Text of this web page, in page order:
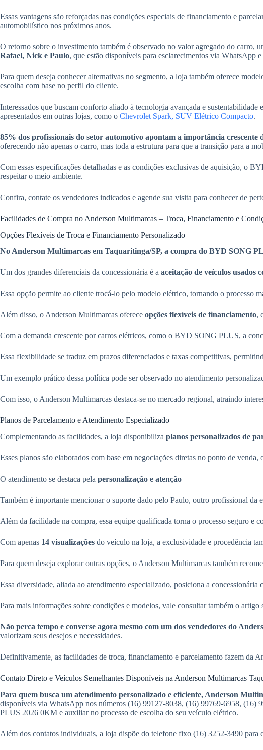
Essas vantagens são reforçadas nas condições especiais de financiamento e
automobilístico nos próximos anos.
O retorno sobre o investimento também é observado no valor agregado do carro,
Rafael, Nick e Paulo, que estão disponíveis para esclarecimentos via WhatsApp
Para quem deseja conhecer alternativas no segmento, a loja também oferece
escolha com base no perfil do cliente.
Interessados que buscam conforto aliado à tecnologia avançada e
apresentados em outras lojas, como o Chevrolet Spark, SUV Elétrico Compacto.
85% dos profissionais do setor automotivo apontam a importância crescente
oferecendo não apenas o carro, mas toda a estrutura para que a transição para a
Com essas especificações detalhadas e as condições exclusivas de aquisição, o
respeitar o meio ambiente.
Confira, contate os vendedores indicados e agende sua visita para conhecer de
Facilidades de Compra no Anderson Multimarcas – Troca, Financiamento e
Opções Flexíveis de Troca e Financiamento Personalizado
No Anderson Multimarcas em Taquaritinga/SP, a compra do BYD SONG
Um dos grandes diferenciais da concessionária é a aceitação de veículos usados
Essa opção permite ao cliente trocá-lo pelo modelo elétrico, tornando o processo
Além disso, o Anderson Multimarcas oferece opções flexíveis de financiamento,
Com a demanda crescente por carros elétricos, como o BYD SONG PLUS, a
Essa flexibilidade se traduz em prazos diferenciados e taxas competitivas,
Um exemplo prático dessa política pode ser observado no atendimento
Com isso, o Anderson Multimarcas destaca-se no mercado regional, atraindo
Planos de Parcelamento e Atendimento Especializado
Complementando as facilidades, a loja disponibiliza planos personalizados de
Esses planos são elaborados com base em negociações diretas no ponto de
O atendimento se destaca pela personalização e atenção
Também é importante mencionar o suporte dado pelo Paulo, outro profissional
Além da facilidade na compra, essa equipe qualificada torna o processo seguro e
Com apenas 14 visualizações do veículo na loja, a exclusividade e procedência
Para quem deseja explorar outras opções, o Anderson Multimarcas também
Essa diversidade, aliada ao atendimento especializado, posiciona a
Para mais informações sobre condições e modelos, vale consultar também o artigo
Não perca tempo e converse agora mesmo com um dos vendedores do
valorizam seus desejos e necessidades.
Definitivamente, as facilidades de troca, financiamento e parcelamento fazem
Contato Direto e Veículos Semelhantes Disponíveis na Anderson Multimarcas
Para quem busca um atendimento personalizado e eficiente, Anderson
disponíveis via WhatsApp nos números (16) 99127-8038, (16) 99769-6958, (16)
PLUS 2026 0KM e auxiliar no processo de escolha do seu veículo elétrico.
Além dos contatos individuais, a loja dispõe do telefone fixo (16) 3252-3490 para